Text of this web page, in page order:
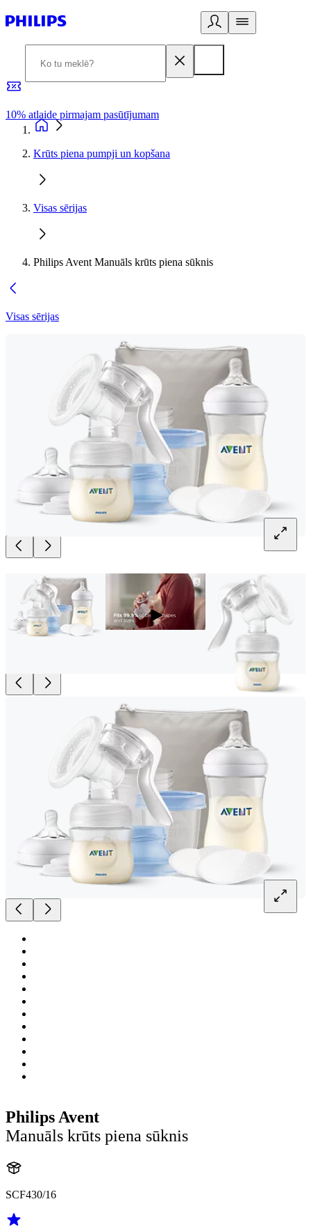
10% atlaide pirmajam pasūtījumam
Krūts piena pumpji un kopšana
Visas sērijas
Philips Avent Manuāls krūts piena sūknis
Visas sērijas
Philips Avent
Manuāls krūts piena sūknis
SCF430/16